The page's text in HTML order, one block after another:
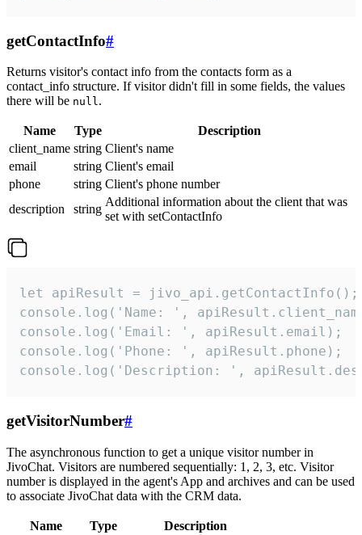
getContactInfo#
Returns visitor's contact info from the contacts form as a
contact_info structure. If visitor didn't fill in some fields, the values
there will be null.
Name Type
Description
client_name string Client's name
email
string Client's email
phone
string Client's phone number
description
string
Additional information about the client that was
set with setContactInfo
let apiResult = jivo_api.getContactInfo();
console.log('Name: ',
console.log('Email: ', apiResult.email);
console.log('Phone: ', apiResult.phone);
console.log('Description: ',
getVisitorNumber#
The asynchronous function to get a unique visitor number in
JivoChat. Visitors are numbered sequentially: 1, 2, 3, etc. Visitor
number is displayed in the agent's App and archives and can be used
to associate JivoChat data with the CRM data.
Name Type
Description